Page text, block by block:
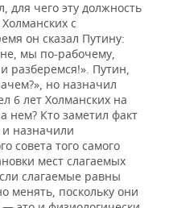
для чего эту должность
с
он сказал Путину:
мы по-рабочему,
разберемся!». Путин,
но назначил
6 лет Холманских на
нем? Кто заметил факт
и назначили
совета того самого
мест слагаемых
слагаемые равны
менять, поскольку они